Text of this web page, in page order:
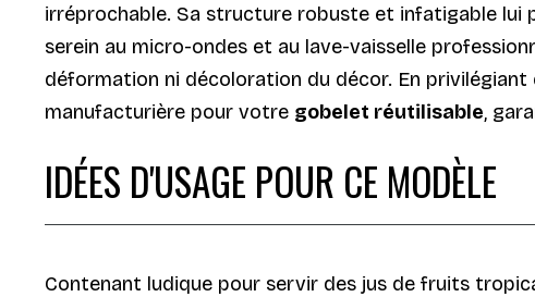
irréprochable. Sa structure robuste et infatigable lui
serein au micro-ondes et au lave-vaisselle
déformation ni décoloration du décor. En
manufacturière pour votre gobelet réutilisable,
IDÉES D'USAGE POUR CE MODÈLE
Contenant ludique pour servir des jus de fruits